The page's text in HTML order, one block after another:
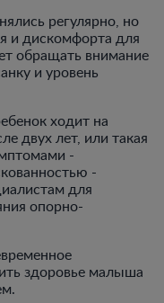
регулярно, но
и дискомфорта для
обращать внимание
и уровень
ходит на
двух лет, или такая
-
-
для
опорно-
здоровье малыша